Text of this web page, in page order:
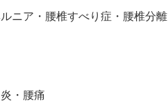
ニア・腰椎すべり症・腰椎分離
・腰痛